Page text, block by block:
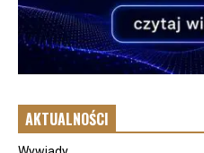
AKTUALNOŚCI